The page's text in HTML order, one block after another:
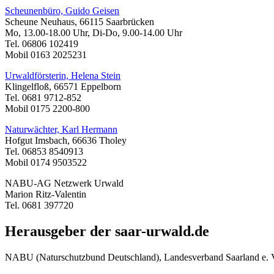
Scheunenbüro, Guido Geisen
Scheune Neuhaus, 66115 Saarbrücken
Mo, 13.00-18.00 Uhr, Di-Do, 9.00-14.00 Uhr
Tel. 06806 102419
Mobil 0163 2025231
Urwaldförsterin, Helena Stein
Klingelfloß, 66571 Eppelborn
Tel. 0681 9712-852
Mobil 0175 2200-800
Naturwächter, Karl Hermann
Hofgut Imsbach, 66636 Tholey
Tel. 06853 8540913
Mobil 0174 9503522
NABU-AG Netzwerk Urwald
Marion Ritz-Valentin
Tel. 0681 397720
Herausgeber der saar-urwald.de
NABU (Naturschutzbund Deutschland), Landesverband Saarland e.